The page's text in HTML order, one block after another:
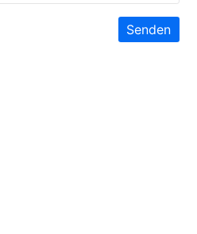
Senden